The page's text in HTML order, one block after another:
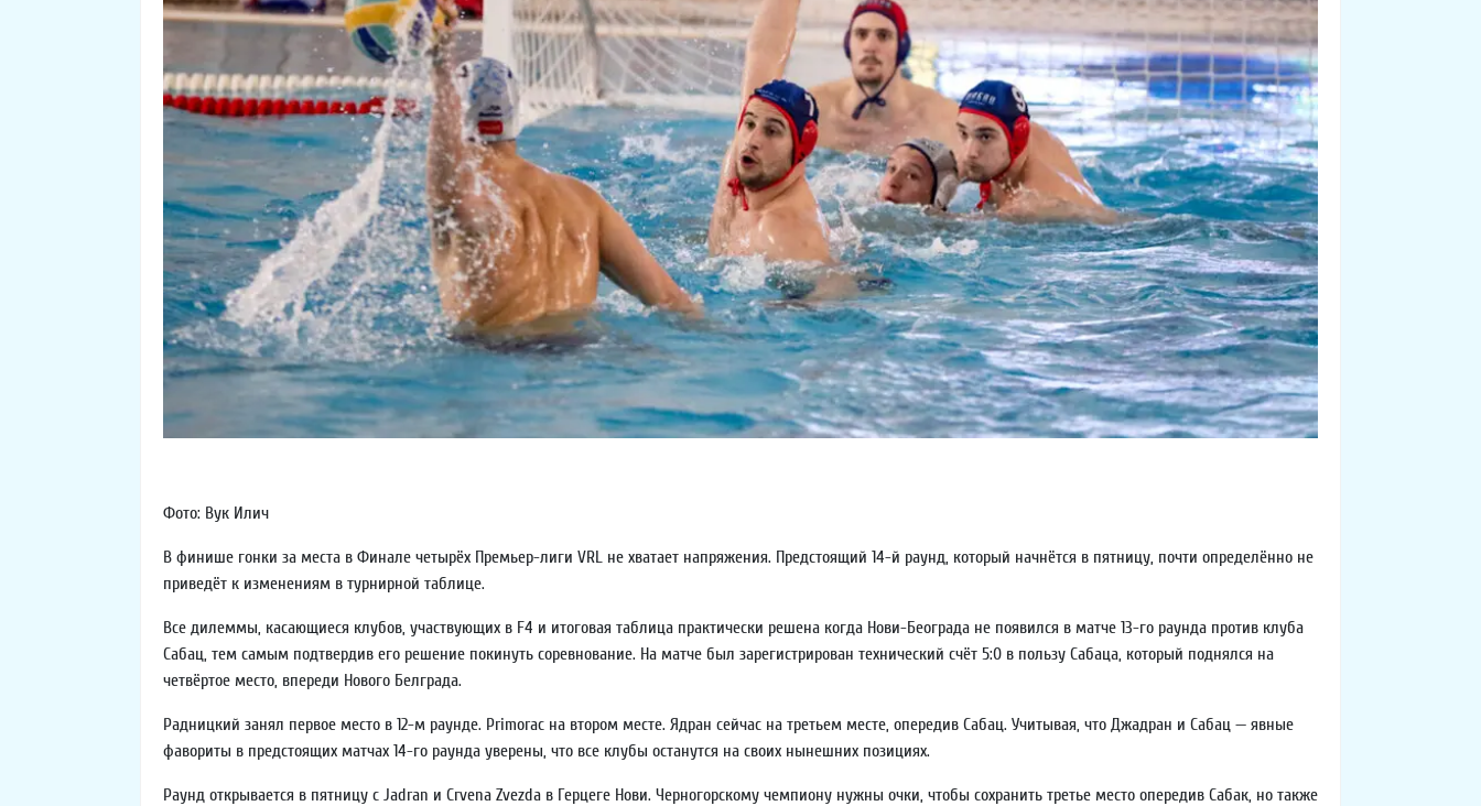
Фото: Вук Илич
В финише гонки за места в Финале четырёх Премьер-лиги VRL не хватает напряжения. Предстоящий 14-й раунд, который начнётся в пятницу, почти определённо не
приведёт к изменениям в турнирной таблице.
Все дилеммы, касающиеся клубов, участвующих в F4 и итоговая таблица практически решена когда Нови-Београда не появился в матче 13-го раунда против клуба
Сабац, тем самым подтвердив его решение покинуть соревнование. На матче был зарегистрирован технический счёт 5:0 в пользу Сабаца, который поднялся на
четвёртое место, впереди Нового Белграда.
Радницкий занял первое место в 12-м раунде. Primorac на втором месте. Ядран сейчас на третьем месте, опередив Сабац. Учитывая, что Джадран и Сабац — явные
фавориты в предстоящих матчах 14-го раунда уверены, что все клубы останутся на своих нынешних позициях.
Раунд открывается в пятницу с Jadran и Crvena Zvezda в Герцеге Нови. Черногорскому чемпиону нужны очки, чтобы сохранить третье место опередив Сабак, но также